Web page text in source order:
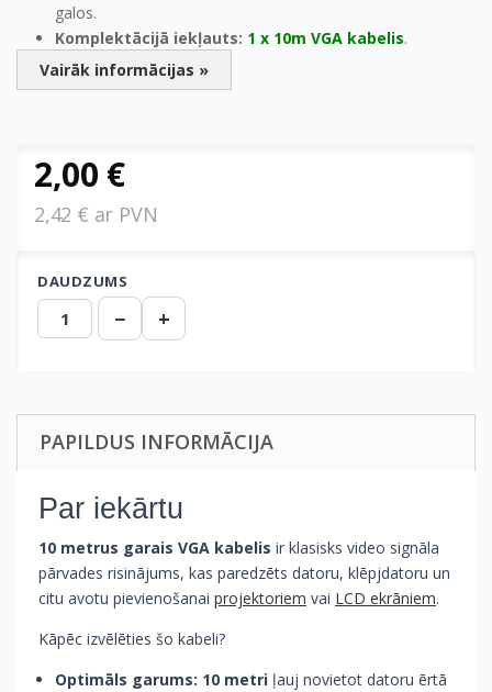
galos.
Komplektācijā iekļauts: 1 x 10m VGA kabelis.
Vairāk informācijas »
2,00 €
2,42 € ar PVN
DAUDZUMS
− +
PAPILDUS INFORMĀCIJA
Par iekārtu
10 metrus garais VGA kabelis ir klasisks video signāla
pārvades risinājums, kas paredzēts datoru, klēpjdatoru un
citu avotu pievienošanai projektoriem vai LCD ekrāniem.
Kāpēc izvēlēties šo kabeli?
Optimāls garums: 10 metri ļauj novietot datoru ērtā